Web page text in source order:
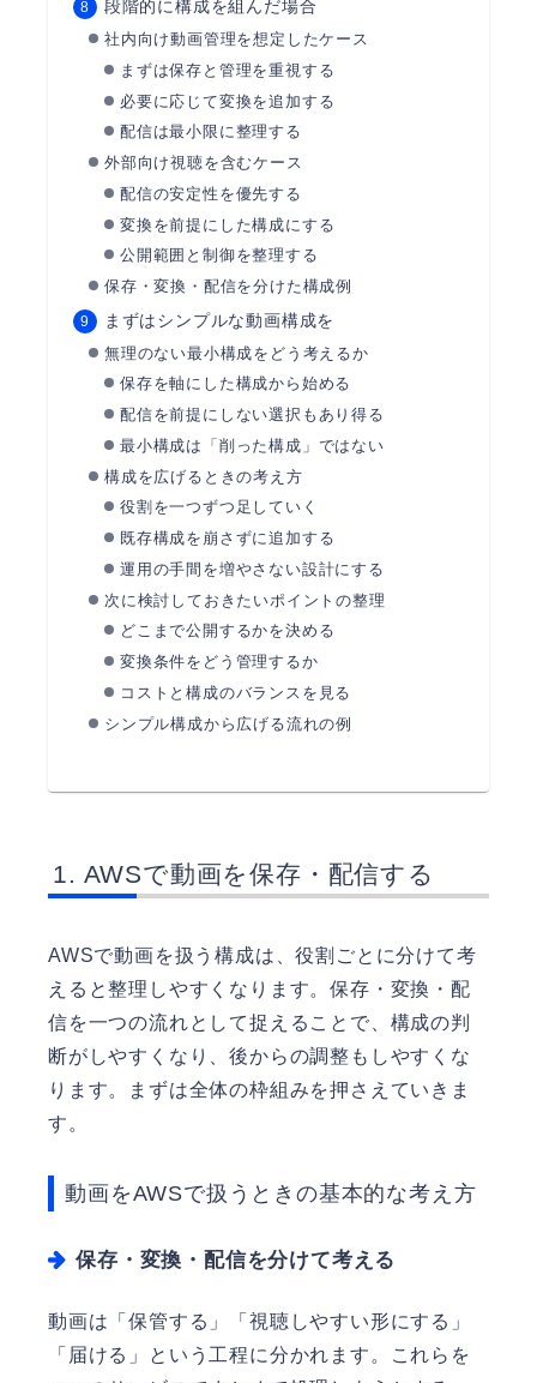
段階的に構成を組んだ場合
社内向け動画管理を想定したケース
まずは保存と管理を重視する
必要に応じて変換を追加する
配信は最小限に整理する
外部向け視聴を含むケース
配信の安定性を優先する
変換を前提にした構成にする
公開範囲と制御を整理する
保存・変換・配信を分けた構成例
まずはシンプルな動画構成を
無理のない最小構成をどう考えるか
保存を軸にした構成から始める
配信を前提にしない選択もあり得る
最小構成は「削った構成」ではない
構成を広げるときの考え方
役割を一つずつ足していく
既存構成を崩さずに追加する
運用の手間を増やさない設計にする
次に検討しておきたいポイントの整理
どこまで公開するかを決める
変換条件をどう管理するか
コストと構成のバランスを見る
シンプル構成から広げる流れの例
AWSで動画を保存・配信する
AWSで動画を扱う構成は、役割ごとに分けて考
えると整理しやすくなります。保存・変換・配
信を一つの流れとして捉えることで、構成の判
断がしやすくなり、後からの調整もしやすくな
ります。まずは全体の枠組みを押さえていきま
す。
動画をAWSで扱うときの基本的な考え方
保存・変換・配信を分けて考える
動画は「保管する」「視聴しやすい形にする」
「届ける」という工程に分かれます。これらを